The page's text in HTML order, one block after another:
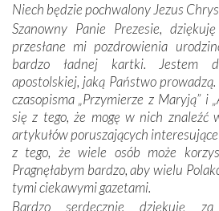
mieliśmy okazję przekonać się,
otacza nie tylko nasz naród, lecz
się Jej ufnie oddają, a także
Jej siebie oraz swych bliskich.
Dzieje Portugalii to również
odstępstw, także w życiu
wymiarze tak osobistym, jak i
konieczności ciągłego zabiegania o
Opatrzności. Wierność
przynajmniej w życiu duchowym.
Niech będzie pochwalony Jezus
Szanowny Panie Prezesie,
przesłane mi pozdrowienia
bardzo ładnej kartki. Jestem
apostolskiej, jaką Państwo
czasopisma „Przymierze z Maryją” i
się z tego, że mogę w nich znaleźć
artykułów poruszających
z tego, że wiele osób może
Pragnęłabym bardzo, aby wielu
tymi ciekawymi gazetami.
Bardzo serdecznie dziękuję